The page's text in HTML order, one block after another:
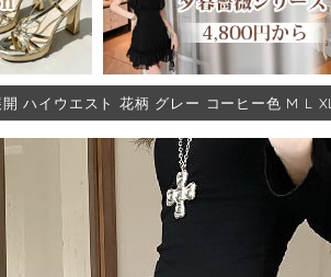
ハイウエスト 花柄 グレー コーヒー色 M L XL